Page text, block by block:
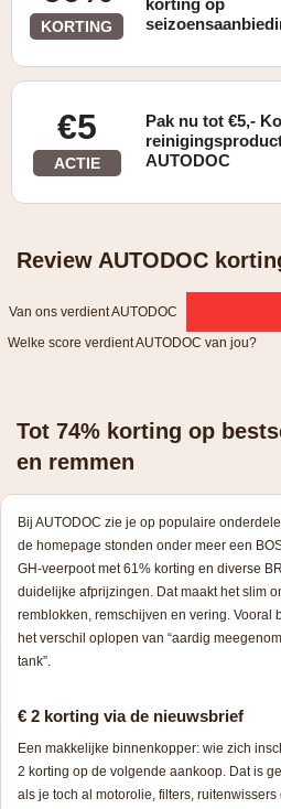
KORTING
korting op
€5
ACTIE
Pak nu tot €5,-
AUTODOC
Review AUTODOC
Van ons verdient AUTODOC
Welke score verdient AUTODOC van jou?
Tot 74% korting op
en remmen
Bij AUTODOC zie je op populaire
de homepage stonden onder meer een
GH-veerpoot met 61% korting en diverse
duidelijke afprijzingen. Dat maakt het slim
remblokken, remschijven en vering. Vooral
het verschil oplopen van “aardig
tank”.
€ 2 korting via de nieuwsbrief
Een makkelijke binnenkopper: wie zich
2 korting op de volgende aankoop. Dat is
als je toch al motorolie, filters,